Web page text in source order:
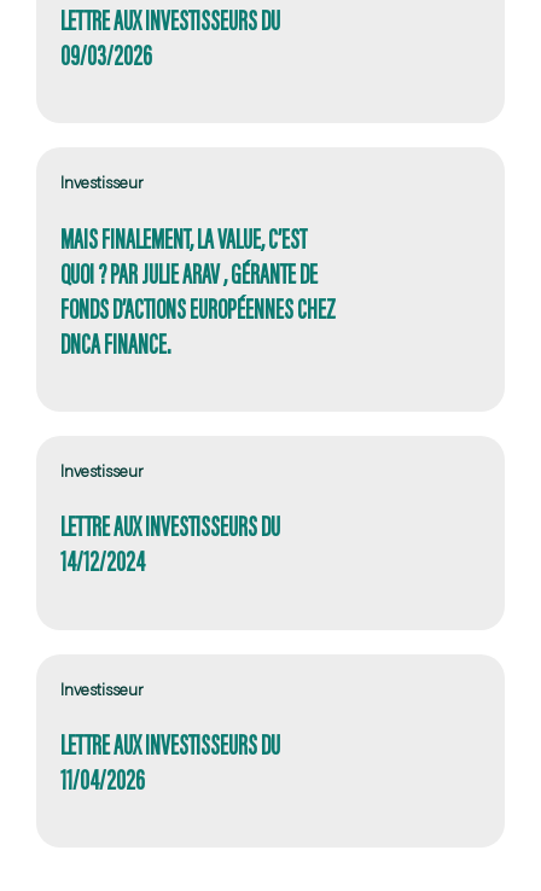
LETTRE AUX INVESTISSEURS DU
09/03/2026
Investisseur
MAIS FINALEMENT, LA VALUE, C’EST
QUOI ? PAR JULIE ARAV , GÉRANTE DE
FONDS D’ACTIONS EUROPÉENNES CHEZ
DNCA FINANCE.
Investisseur
LETTRE AUX INVESTISSEURS DU
14/12/2024
Investisseur
LETTRE AUX INVESTISSEURS DU
11/04/2026